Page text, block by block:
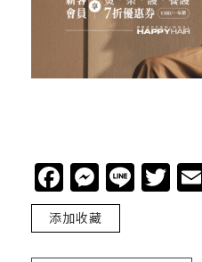
Facebook
Line
添加收藏